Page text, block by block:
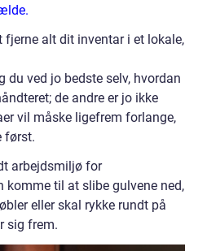
fjerne alt dit inventar i et lokale,
du ved jo bedste selv, hvordan
de andre er jo ikke
vil måske ligefrem forlange,
først.
arbejdsmiljø for
komme til at slibe gulvene ned,
eller skal rykke rundt på
sig frem.